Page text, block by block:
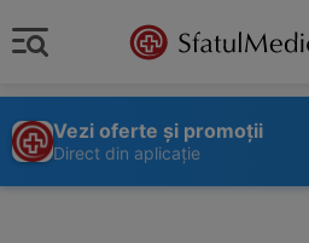
Vezi oferte și promoții
Direct din aplicație